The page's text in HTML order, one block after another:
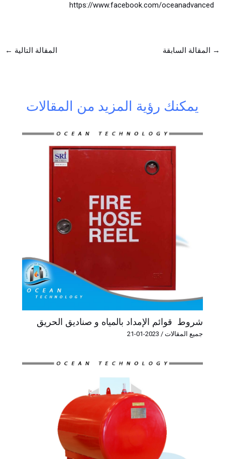
https://www.facebook.com/oceanadvanced
→ المقالة السابقة المقالة التالية ←
يمكنك رؤية المزيد من المقالات
شروط قوائم الإمداد بالمياه و صناديق الحريق
جميع المقالات /
2023-01-21